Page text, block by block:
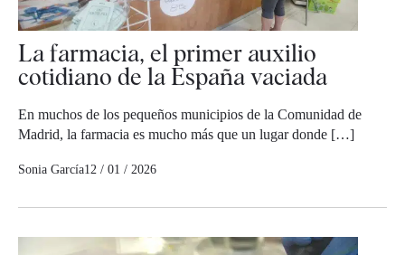
La farmacia, el primer auxilio
cotidiano de la España vaciada
En muchos de los pequeños municipios de la Comunidad de
Madrid, la farmacia es mucho más que un lugar donde […]
Sonia García12 / 01 / 2026